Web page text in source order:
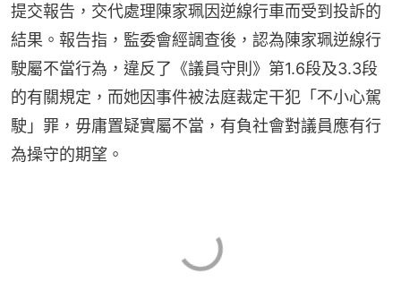
提交報告，交代處理陳家珮因逆線行車而受到投訴的
結果。報告指，監委會經調查後，認為陳家珮逆線行
駛屬不當行為，違反了《議員守則》第1.6段及3.3段
的有關規定，而她因事件被法庭裁定干犯「不小心駕
駛」罪，毋庸置疑實屬不當，有負社會對議員應有行
為操守的期望。